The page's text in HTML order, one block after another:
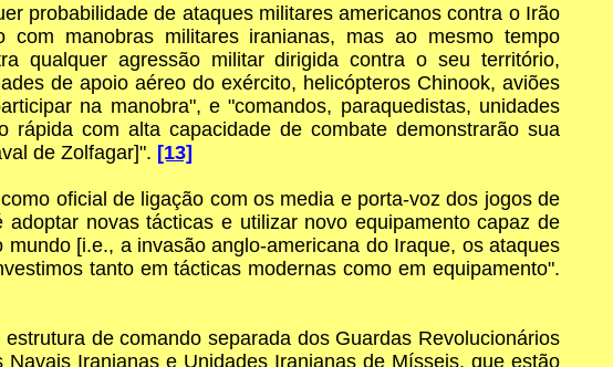
probabilidade de ataques militares americanos contra o Irão
manobras militares iranianas, mas ao mesmo tempo
qualquer agressão militar dirigida contra o seu território,
de apoio aéreo do exército, helicópteros Chinook, aviões
na manobra", e "comandos, paraquedistas, unidades
com alta capacidade de combate demonstrarão sua
de Zolfagar]". [13]
oficial de ligação com os media e porta-voz dos jogos de
novas tácticas e utilizar novo equipamento capaz de
[i.e., a invasão anglo-americana do Iraque, os ataques
tanto em tácticas modernas como em equipamento".
de comando separada dos Guardas Revolucionários
Iranianas e Unidades Iranianas de Mísseis, que estão